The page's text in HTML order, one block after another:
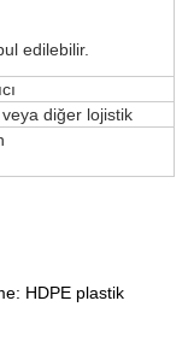
edilebilir.
diğer lojistik
HDPE plastik